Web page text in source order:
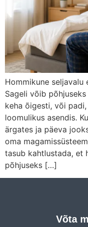
Hommikune
Sageli võib
keha õigesti, või
loomulikus asendis.
ärgates ja päeva
oma
tasub kahtlustada, et
põhjuseks […]
Võta